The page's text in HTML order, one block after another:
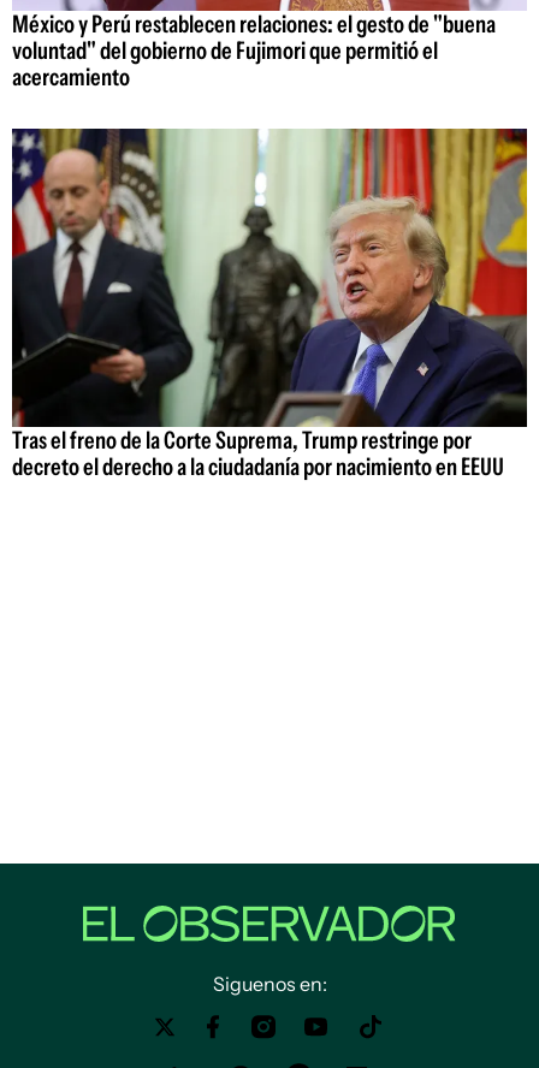
México y Perú restablecen relaciones: el gesto de "buena
voluntad" del gobierno de Fujimori que permitió el
acercamiento
Tras el freno de la Corte Suprema, Trump restringe por
decreto el derecho a la ciudadanía por nacimiento en EEUU
Siguenos en: